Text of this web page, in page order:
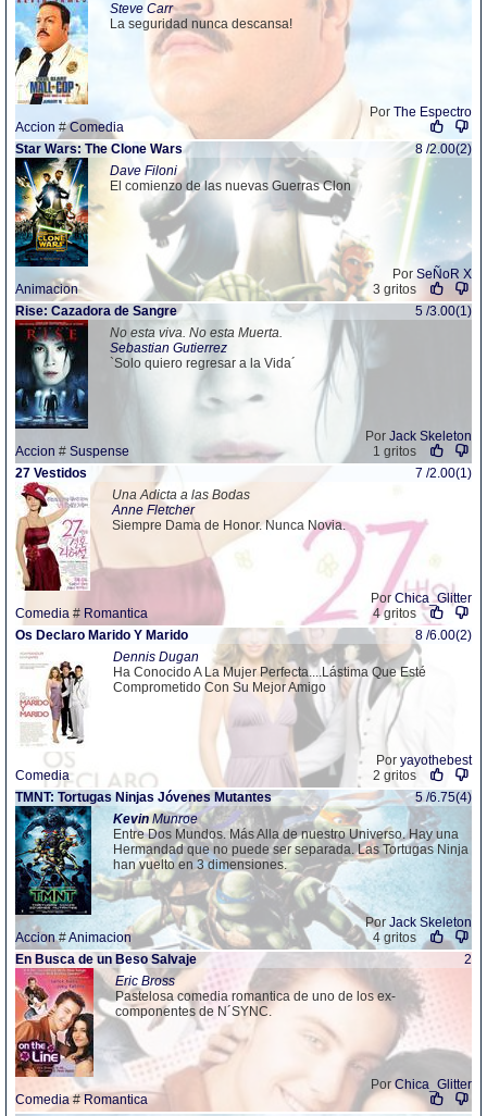
Steve Carr
La seguridad nunca descansa!
Por The Espectro
Accion #Comedia
Star Wars: The Clone Wars
8 /2.00(2)
Dave Filoni
El comienzo de las nuevas Guerras Clon
Por SeÑoR X
Animacion
3 gritos
Rise: Cazadora de Sangre
5 /3.00(1)
No esta viva. No esta Muerta.
Sebastian Gutierrez
`Solo quiero regresar a la Vida´
Por Jack Skeleton
Accion # Suspense
1 gritos
27 Vestidos
7 /2.00(1)
Una Adicta a las Bodas
Anne Fletcher
Siempre Dama de Honor. Nunca Novia.
Por Chica_Glitter
Comedia # Romantica
4 gritos
Os Declaro Marido Y Marido
8 /6.00(2)
Dennis Dugan
Ha Conocido A La Mujer Perfecta....Lástima Que Esté
Comprometido Con Su Mejor Amigo
Por yayothebest
Comedia
2 gritos
TMNT: Tortugas Ninjas Jóvenes Mutantes
5 /6.75(4)
Kevin Munroe
Entre Dos Mundos. Más Alla de nuestro Universo. Hay una
Hermandad que no puede ser separada. Las Tortugas Ninja
han vuelto en 3 dimensiones.
Por Jack Skeleton
Accion#Animacion
4 gritos
En Busca de un Beso Salvaje
2
Eric Bross
Pastelosa comedia romantica de uno de los ex-
componentes de N´SYNC.
PorChica_Glitter
Comedia#Romantica